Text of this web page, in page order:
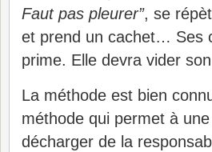
Faut pas pleurer”, se
et prend un cachet… Ses
prime. Elle devra vider
La méthode est bien
méthode qui permet à
décharger de la